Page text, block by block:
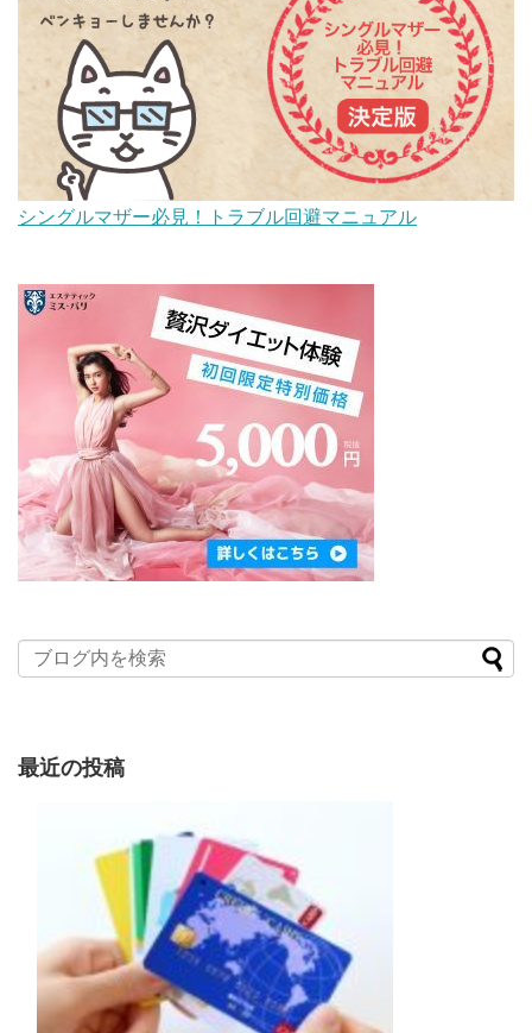
シングルマザー必見！トラブル回避マニュアル
最近の投稿